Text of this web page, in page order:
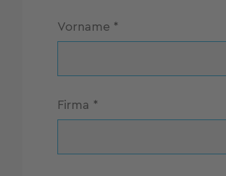
Vorname *
Firma *